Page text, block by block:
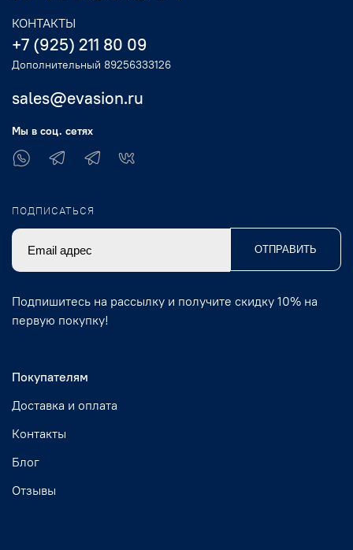
Покупателям
Доставка и оплата
Контакты
Блог
Отзывы
КОНТАКТЫ
+7 (925) 211 80 09
Дополнительный 89256333126
sales@evasion.ru
Мы в соц. сетях
ПОДПИСАТЬСЯ
ОТПРАВИТЬ
Подпишитесь на рассылку и получите скидку 10% на
первую покупку!